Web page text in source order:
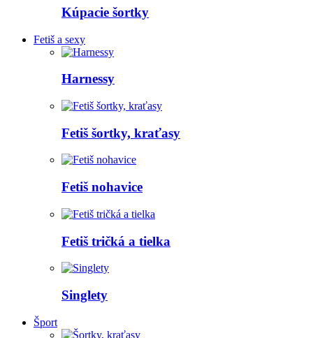
Kúpacie šortky
Fetiš a sexy
Harnessy
Fetiš šortky, kraťasy
Fetiš nohavice
Fetiš tričká a tielka
Singlety
Šport